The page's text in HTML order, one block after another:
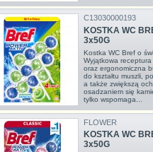
C13030000193
KOSTKA WC
3x50G
Kostka WC Bref o
Wyjątkowa
oraz ergonomiczna
do kształtu muszli,
a także zwiększą
osadzaniem się
tylko wspomaga...
FLOWER
KOSTKA WC
3x50G